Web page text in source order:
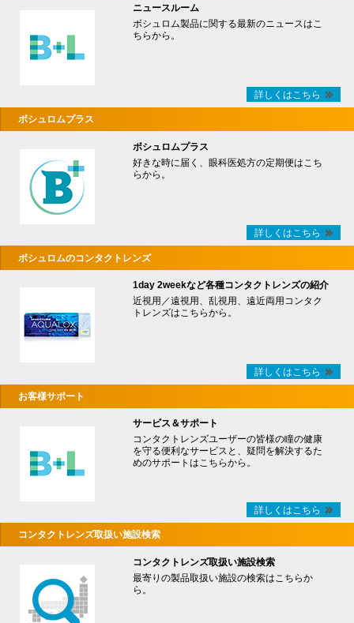
ニュースルーム
ボシュロム製品に関する最新のニュースはこ
ちらから。
詳しくはこちら
ボシュロムプラス
ボシュロムプラス
好きな時に届く、眼科医処方の定期便はこち
らから。
詳しくはこちら
ボシュロムのコンタクトレンズ
1day 2weekなど各種コンタクトレンズの紹介
近視用／遠視用、乱視用、遠近両用コンタク
トレンズはこちらから。
詳しくはこちら
お客様サポート
サービス＆サポート
コンタクトレンズユーザーの皆様の瞳の健康
を守る便利なサービスと、疑問を解決するた
めのサポートはこちらから。
詳しくはこちら
コンタクトレンズ取扱い施設検索
コンタクトレンズ取扱い施設検索
最寄りの製品取扱い施設の検索はこちらか
ら。